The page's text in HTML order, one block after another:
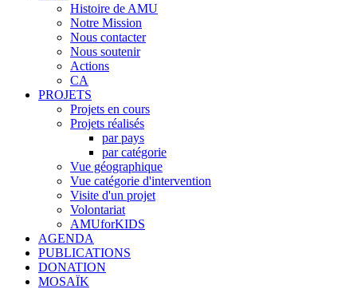
Histoire de AMU
Notre Mission
Nous contacter
Nous soutenir
Actions
CA
PROJETS
Projets en cours
Projets réalisés
par pays
par catégorie
Vue géographique
Vue catégorie d'intervention
Visite d'un projet
Volontariat
AMUforKIDS
AGENDA
PUBLICATIONS
DONATION
MOSAÏK